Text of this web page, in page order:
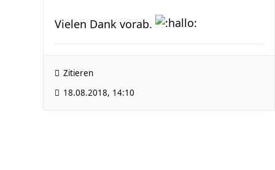
Vielen Dank vorab.
Zitieren
18.08.2018, 14:10